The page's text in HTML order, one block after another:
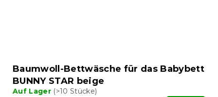
Baumwoll-Bettwäsche für das Babybett
BUNNY STAR beige
Auf Lager (>10 Stücke)